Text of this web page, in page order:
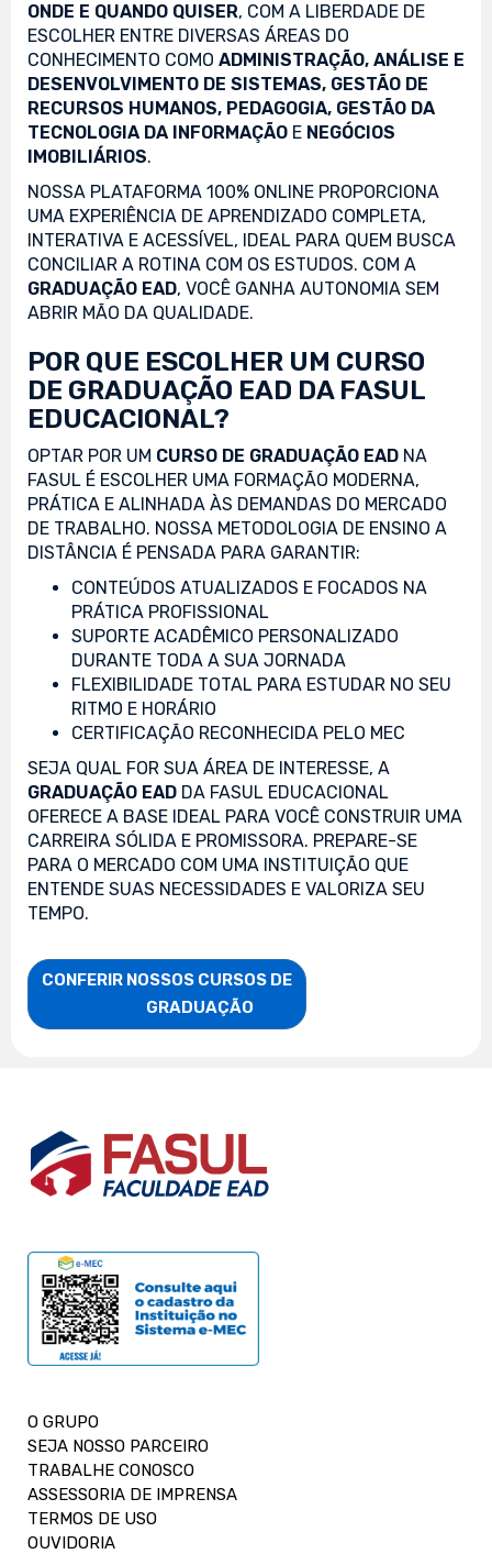
ONDE E QUANDO QUISER, COM A LIBERDADE DE
ESCOLHER ENTRE DIVERSAS ÁREAS DO
CONHECIMENTO COMO ADMINISTRAÇÃO, ANÁLISE E
DESENVOLVIMENTO DE SISTEMAS, GESTÃO DE
RECURSOS HUMANOS, PEDAGOGIA, GESTÃO DA
TECNOLOGIA DA INFORMAÇÃO E NEGÓCIOS
IMOBILIÁRIOS.
NOSSA PLATAFORMA 100% ONLINE PROPORCIONA
UMA EXPERIÊNCIA DE APRENDIZADO COMPLETA,
INTERATIVA E ACESSÍVEL, IDEAL PARA QUEM BUSCA
CONCILIAR A ROTINA COM OS ESTUDOS. COM A
GRADUAÇÃO EAD, VOCÊ GANHA AUTONOMIA SEM
ABRIR MÃO DA QUALIDADE.
POR QUE ESCOLHER UM CURSO
DE GRADUAÇÃO EAD DA FASUL
EDUCACIONAL?
OPTAR POR UM CURSO DE GRADUAÇÃO EAD NA
FASUL É ESCOLHER UMA FORMAÇÃO MODERNA,
PRÁTICA E ALINHADA ÀS DEMANDAS DO MERCADO
DE TRABALHO. NOSSA METODOLOGIA DE ENSINO A
DISTÂNCIA É PENSADA PARA GARANTIR:
CONTEÚDOS ATUALIZADOS E FOCADOS NA
PRÁTICA PROFISSIONAL
SUPORTE ACADÊMICO PERSONALIZADO
DURANTE TODA A SUA JORNADA
FLEXIBILIDADE TOTAL PARA ESTUDAR NO SEU
RITMO E HORÁRIO
CERTIFICAÇÃO RECONHECIDA PELO MEC
SEJA QUAL FOR SUA ÁREA DE INTERESSE, A
GRADUAÇÃO EAD DA FASUL EDUCACIONAL
OFERECE A BASE IDEAL PARA VOCÊ CONSTRUIR UMA
CARREIRA SÓLIDA E PROMISSORA. PREPARE-SE
PARA O MERCADO COM UMA INSTITUIÇÃO QUE
ENTENDE SUAS NECESSIDADES E VALORIZA SEU
TEMPO.
CONFERIR NOSSOS CURSOS DE
                    GRADUAÇÃO
O GRUPO
SEJA NOSSO PARCEIRO
TRABALHE CONOSCO
ASSESSORIA DE IMPRENSA
TERMOS DE USO
OUVIDORIA